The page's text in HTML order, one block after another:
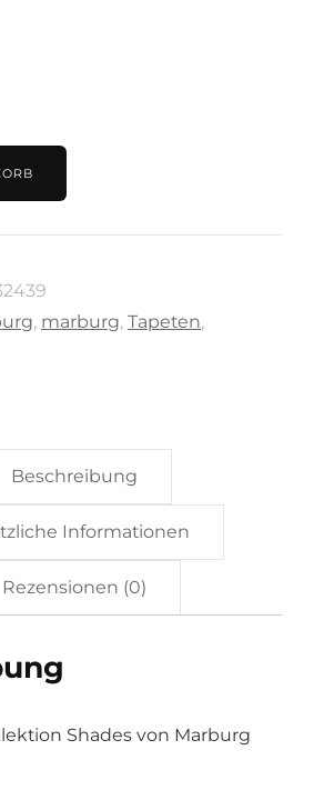
, marburg, Tapeten,
Beschreibung
Informationen
Rezensionen (0)
Shades von Marburg